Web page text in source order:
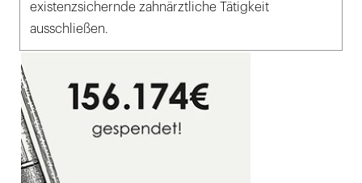
existenzsichernde zahnärztliche Tätigkeit
ausschließen.